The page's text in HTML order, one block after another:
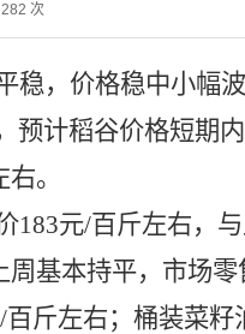
282 次
稳，价格稳中小幅波
预计稻谷价格短期
。
183元/百斤左右，
周基本持平，市场零
斤左右；桶装菜籽